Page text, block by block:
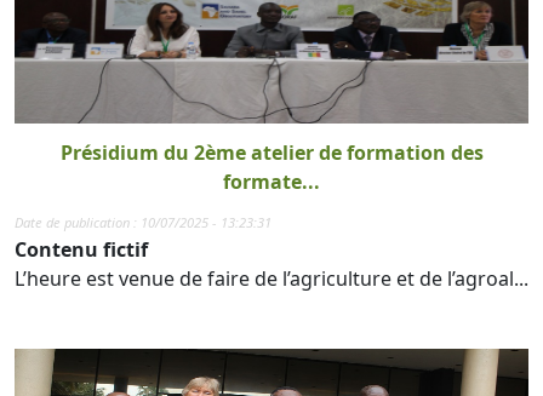
Présidium du 2ème atelier de formation des
formate...
Date de publication : 10/07/2025 - 13:23:31
Contenu fictif
L’heure est venue de faire de l’agriculture et de l’agroal...